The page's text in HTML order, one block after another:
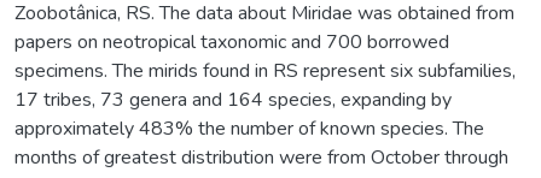
Zoobotânica, RS. The data about Miridae was obtained from
papers on neotropical taxonomic and 700 borrowed
specimens. The mirids found in RS represent six subfamilies,
17 tribes, 73 genera and 164 species, expanding by
approximately 483% the number of known species. The
months of greatest distribution were from October through